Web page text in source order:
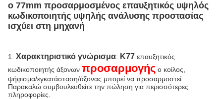
ο 77mm προσαρμοσμένος επαυξητικός υψηλός
κωδικοποιητής υψηλής ανάλυσης προστασίας
ισχύει στη μηχανή
1. Χαρακτηριστικό γνώρισμα: K77 επαυξητικός
κωδικοποιητής άξονων προσαρμογής ο κοίλος
ψήφισμα/εγκατάσταση/άξονας μπορεί να προσαρμοστεί.
Παρακαλώ συμβουλευθείτε την πώληση για περισσότερες
πληροφορίες.